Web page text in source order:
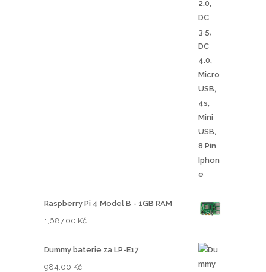
Raspberry Pi 4 Model B - 1GB RAM
1,687.00 Kč
Dummy baterie za LP-E17
984.00 Kč